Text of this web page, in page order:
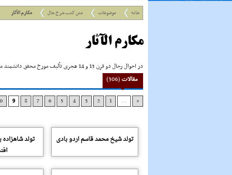
خانه موضوعات متن کتب شرح حال مکارم الآثار
مکارم الآثار
در احوال رجال دو قرن 13 و 14 هجری تألیف مورخ محقق دانشمند مرحوم میرزا محمدعلی (معلم حبیب آبادی) 1308 ـ‌1396 ق
مقالات(306)
«
...
1
2
3
4
5
6
7
8
9
تولد شیخ محمد قاسم اردو بادی
تولد